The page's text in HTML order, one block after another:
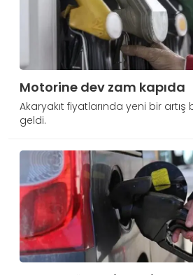
Motorine dev zam kapıda
Akaryakıt fiyatlarında yeni bir
geldi.